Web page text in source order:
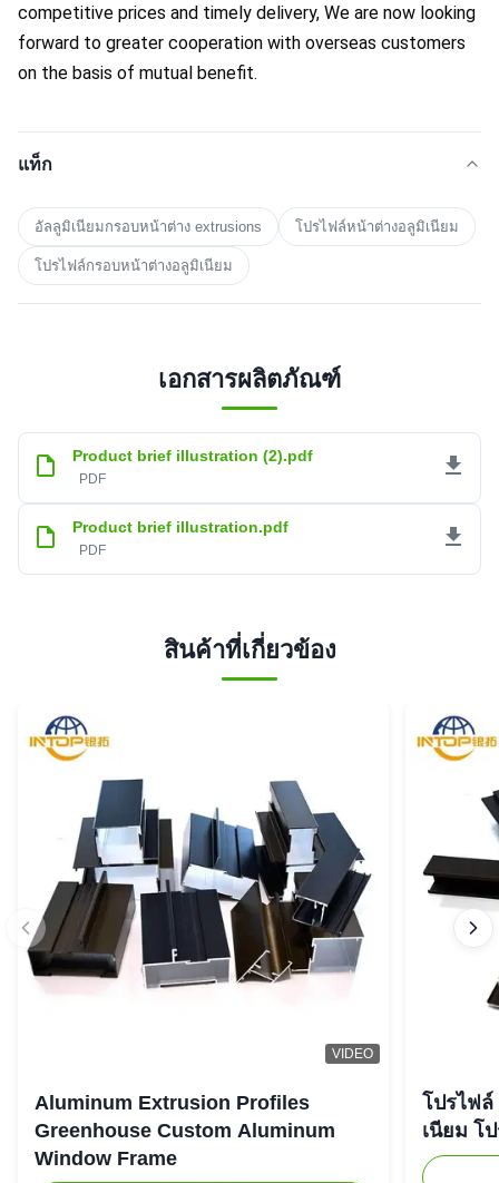
competitive prices and timely delivery, We are now looking
forward to greater cooperation with overseas customers
on the basis of mutual benefit.
แท็ก
อัลลูมิเนียมกรอบหน้าต่าง extrusions โปรไฟล์หน้าต่างอลูมิเนียม
โปรไฟล์กรอบหน้าต่างอลูมิเนียม
เอกสารผลิตภัณฑ์
Product brief illustration (2).pdf
PDF
Product brief illustration.pdf
PDF
สินค้าที่เกี่ยวข้อง
VIDEO
Aluminum Extrusion Profiles
Greenhouse Custom Aluminum
Window Frame
โปรไฟ
เนียม โ